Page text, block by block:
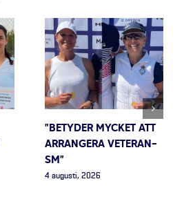
”BETYDER MYCKET ATT
ARRANGERA VETERAN-
SM”
4 augusti, 2026